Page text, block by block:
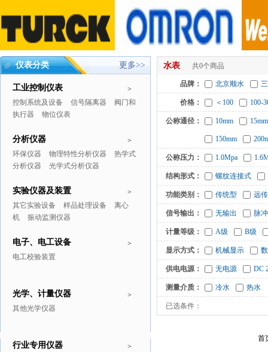
仪表分类 更多>>
>
工业控制仪表
控制系统及设备 信号隔离器
阀门和
执行器
物位仪表
>
分析仪器
环保仪器 物理特性分析仪器
热学式
分析仪器
光学式分析仪器
>
实验仪器及装置
其它实验设备 样品处理设备
离心
机
振动监测仪器
>
电子、电工设备
电工校验装置
>
光学、计量仪器
其他光学仪器
>
行业专用仪器
推广商品 更多>>
水表 共0个商品
品牌： 北京顺水
价格： ＜100 100-
公称通径： 10mm 15mm
150mm
公称压力： 1.0Mpa
结构形式： 螺纹连接式
功能类别： 传统型 远
信号输出： 无输出 脉冲
计量等级： A级 B级
显示方式： 机械显示
供电电源： 无电源 DC
测量介质： 冷水 热水
已选条件：
首